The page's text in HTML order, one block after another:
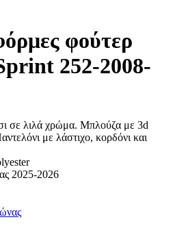
φούτερ
252-2008-
σε λιλά χρώμα. Μπλούζα με 3d
με λάστιχο, κορδόνι και
2025-2026